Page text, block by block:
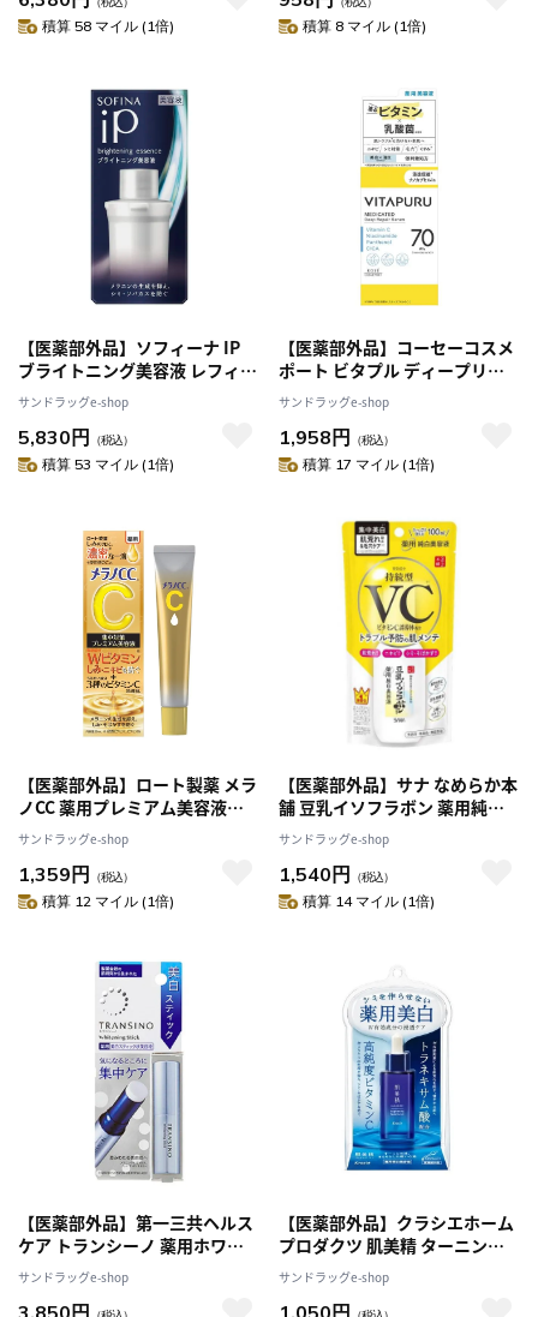
積算 58 マイル (1倍) 積算 8 マイル (1倍)
【医薬部外品】ソフィーナ IP
ブライトニング美容液 レフィル
40g
サンドラッグe-shop
5,830円 （税込）
積算 53 マイル (1倍)
【医薬部外品】コーセーコスメ
ポート ビタプル ディープリペ
ア セラム 40ml
サンドラッグe-shop
1,958円 （税込）
積算 17 マイル (1倍)
【医薬部外品】ロート製薬 メラ
ノCC 薬用プレミアム美容液
20ml
サンドラッグe-shop
1,359円 （税込）
積算 12 マイル (1倍)
【医薬部外品】サナ なめらか本
舗 豆乳イソフラボン 薬用純白
美容液 100ml
サンドラッグe-shop
1,540円 （税込）
積算 14 マイル (1倍)
【医薬部外品】第一三共ヘルス
ケア トランシーノ 薬用ホワイ
トニングスティック 5.3g
サンドラッグe-shop
3,850円
【医薬部外品】クラシエホーム
プロダクツ 肌美精 ターニング
ケア美白 薬用美白美容液 30ml
サンドラッグe-shop
1,050円